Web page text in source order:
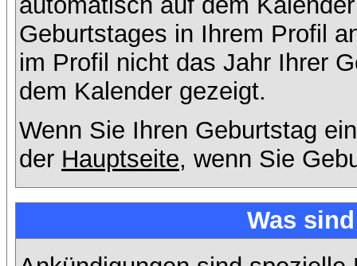
Geburtstages in Ihrem Profil
im Profil nicht das Jahr Ihrer
dem Kalender gezeigt.
Wenn Sie Ihren Geburtstag
der Hauptseite, wenn Sie
Was